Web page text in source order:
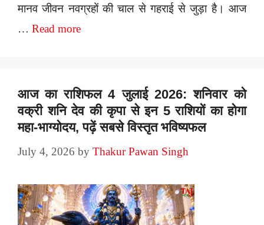
मानव जीवन नवग्रहों की चाल से गहराई से जुड़ा है। आज
… Read more
आज का राशिफल 4 जुलाई 2026: शनिवार को
वक्री शनि देव की कृपा से इन 5 राशियों का होगा
महा-भाग्योदय, पढ़ें सबसे विस्तृत भविष्यफल
July 4, 2026 by Thakur Pawan Singh